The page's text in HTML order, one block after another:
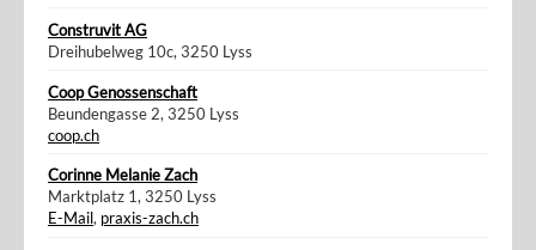
Construvit AG
Dreihubelweg 10c, 3250 Lyss
Coop Genossenschaft
Beundengasse 2, 3250 Lyss
coop.ch
Corinne Melanie Zach
Marktplatz 1, 3250 Lyss
E-Mail, praxis-zach.ch